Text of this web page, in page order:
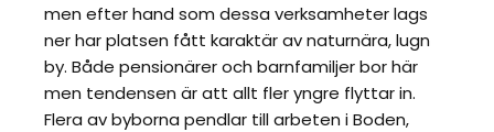
men efter hand som dessa verksamheter lags
ner har platsen fått karaktär av naturnära, lugn
by. Både pensionärer och barnfamiljer bor här
men tendensen är att allt fler yngre flyttar in.
Flera av byborna pendlar till arbeten i Boden,